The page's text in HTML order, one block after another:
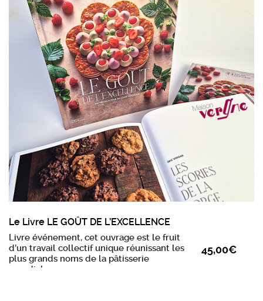
Le Livre LE GOÛT DE L’EXCELLENCE
Livre événement, cet ouvrage est le fruit
d’un travail collectif unique réunissant les
plus grands noms de la pâtisserie
mondiale.
45,00€